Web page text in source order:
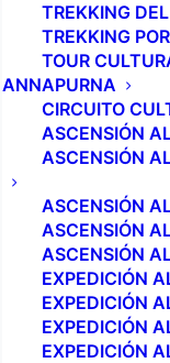
TREKKING
TREKKING
TOUR
ANNAPURNA
CIRCUITO
ASCENSIÓN
ASCENSIÓN
ASCENSIÓN
ASCENSIÓN
ASCENSIÓN
EXPEDICIÓN
EXPEDICIÓN
EXPEDICIÓN
EXPEDICIÓN
Vista
No pude dormir
antes de una
Hacía poco
primer 4000
los únicos
Y decidí ir
había
droga, una a la
que hace que